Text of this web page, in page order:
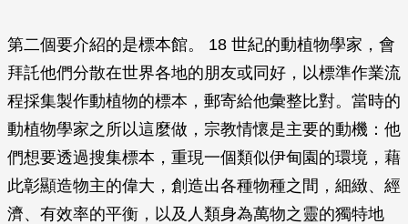
第二個要介紹的是標本館。 18 世紀的動植物學家，會
拜託他們分散在世界各地的朋友或同好，以標準作業流
程採集製作動植物的標本，郵寄給他彙整比對。當時的
動植物學家之所以這麼做，宗教情懷是主要的動機：他
們想要透過搜集標本，重現一個類似伊甸園的環境，藉
此彰顯造物主的偉大，創造出各種物種之間，細緻、經
濟、有效率的平衡，以及人類身為萬物之靈的獨特地